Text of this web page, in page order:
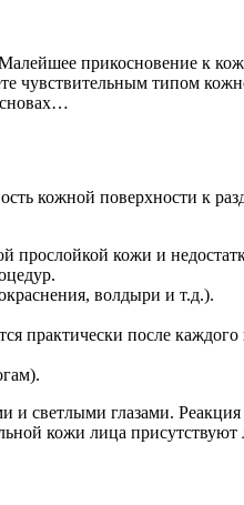
прикосновение
типом
кожной поверхности к
прослойкой кожи и
волдыри и т.д.).
практически после каждого
светлыми глазами.
кожи лица